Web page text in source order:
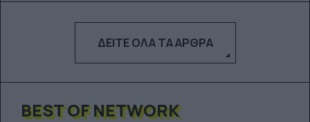
ΔΕΊΤΕ ΌΛΑ ΤΑ ΆΡΘΡΑ
BEST OF NETWORK